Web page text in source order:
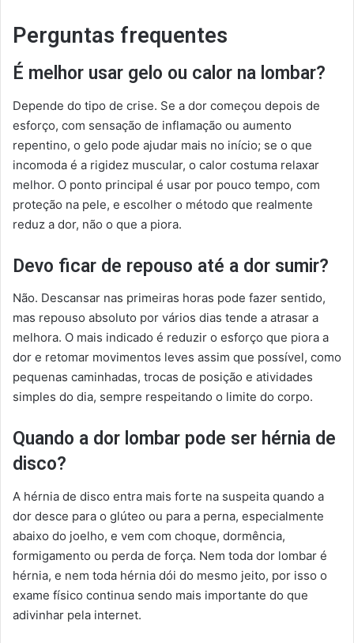
Perguntas frequentes
É melhor usar gelo ou calor na lombar?
Depende do tipo de crise. Se a dor começou depois de
esforço, com sensação de inflamação ou aumento
repentino, o gelo pode ajudar mais no início; se o que
incomoda é a rigidez muscular, o calor costuma relaxar
melhor. O ponto principal é usar por pouco tempo, com
proteção na pele, e escolher o método que realmente
reduz a dor, não o que a piora.
Devo ficar de repouso até a dor sumir?
Não. Descansar nas primeiras horas pode fazer sentido,
mas repouso absoluto por vários dias tende a atrasar a
melhora. O mais indicado é reduzir o esforço que piora a
dor e retomar movimentos leves assim que possível, como
pequenas caminhadas, trocas de posição e atividades
simples do dia, sempre respeitando o limite do corpo.
Quando a dor lombar pode ser hérnia de
disco?
A hérnia de disco entra mais forte na suspeita quando a
dor desce para o glúteo ou para a perna, especialmente
abaixo do joelho, e vem com choque, dormência,
formigamento ou perda de força. Nem toda dor lombar é
hérnia, e nem toda hérnia dói do mesmo jeito, por isso o
exame físico continua sendo mais importante do que
adivinhar pela internet.